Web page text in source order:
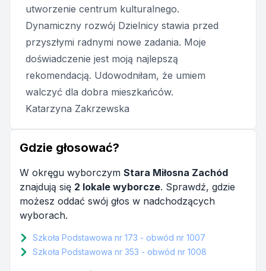
utworzenie centrum kulturalnego.
Dynamiczny rozwój Dzielnicy stawia przed
przyszłymi radnymi nowe zadania. Moje
doświadczenie jest moją najlepszą
rekomendacją. Udowodniłam, że umiem
walczyć dla dobra mieszkańców.
Katarzyna Zakrzewska
Gdzie głosować?
W okręgu wyborczym Stara Miłosna Zachód
znajdują się 2 lokale wyborcze. Sprawdź, gdzie
możesz oddać swój głos w nadchodzących
wyborach.
Szkoła Podstawowa nr 173 - obwód nr 1007
Szkoła Podstawowa nr 353 - obwód nr 1008